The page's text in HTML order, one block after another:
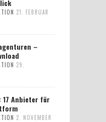
21. FEBRUAR
–
29.
17 Anbieter für
2. NOVEMBER